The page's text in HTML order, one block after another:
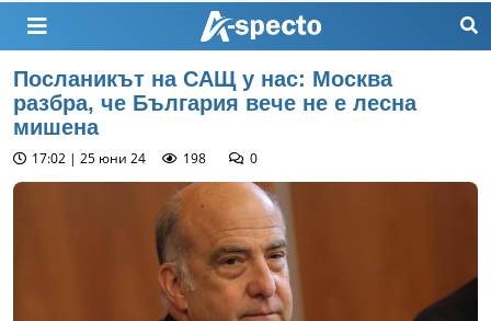
Посланикът на САЩ у нас: Москва
разбра, че България вече не е лесна
мишена
17:02 | 25 юни 24 198 0